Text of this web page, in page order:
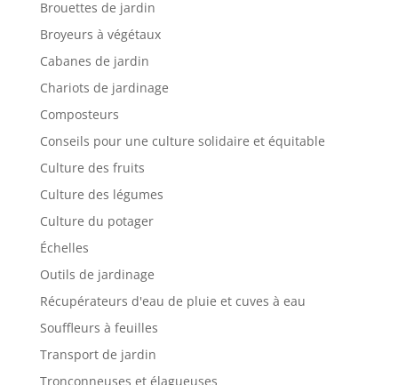
Brouettes de jardin
Broyeurs à végétaux
Cabanes de jardin
Chariots de jardinage
Composteurs
Conseils pour une culture solidaire et équitable
Culture des fruits
Culture des légumes
Culture du potager
Échelles
Outils de jardinage
Récupérateurs d'eau de pluie et cuves à eau
Souffleurs à feuilles
Transport de jardin
Tronçonneuses et élagueuses